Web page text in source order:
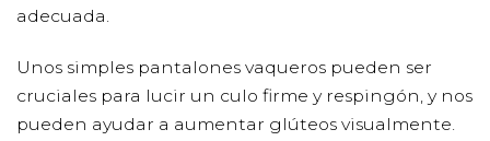
adecuada.
Unos simples pantalones vaqueros pueden ser
cruciales para lucir un culo firme y respingón, y nos
pueden ayudar a aumentar glúteos visualmente.